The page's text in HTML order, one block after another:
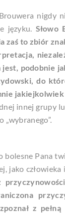
nigdy
języku. Słowo
zaś to zbiór
jest, podobnie
do
innej grupy
„wybranego”.
bolesne Pana
jako
z